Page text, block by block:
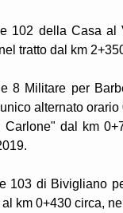
102 della Casa
tratto dal km
8 Militare per
alternato
Carlone" dal km
103 di Bivigliano
km 0+430 circa,